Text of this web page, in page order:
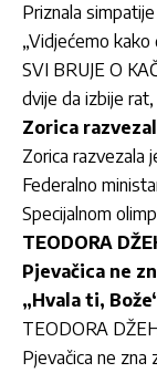
Priznala
„Vidjećemo kako
SVI BRUJE O
dvije da izbije
Zorica
Zorica razvezala
Federalno
Specijalnom
TEODORA
Pjevačica ne
„Hvala ti,
TEODORA
Pjevačica ne zna